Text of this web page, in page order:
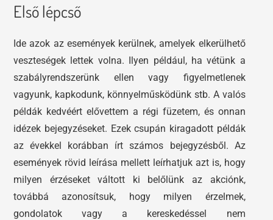
Első lépcső
Ide azok az események kerülnek, amelyek elkerülhető
veszteségek lettek volna. Ilyen például, ha vétünk a
szabályrendszerünk ellen vagy figyelmetlenek
vagyunk, kapkodunk, könnyelműsködünk stb. A valós
példák kedvéért elővettem a régi füzetem, és onnan
idézek bejegyzéseket. Ezek csupán kiragadott példák
az évekkel korábban írt számos bejegyzésből. Az
események rövid leírása mellett leírhatjuk azt is, hogy
milyen érzéseket váltott ki belőlünk az akciónk,
továbbá azonosítsuk, hogy milyen érzelmek,
gondolatok vagy a kereskedéssel nem